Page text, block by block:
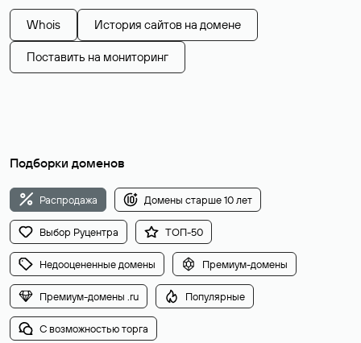
Whois История сайтов на домене
Поставить на мониторинг
Подборки доменов
Распродажа Домены старше 10 лет
Выбор Руцентра ТОП-50
Недооцененные домены Премиум-домены
Премиум-домены .ru Популярные
С возможностью торга